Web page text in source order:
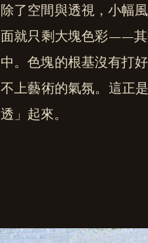
除了空間與透視，小幅
面就只剩大塊色彩——其
中。色塊的根基沒有打
不上藝術的氣氛。這正
透」起來。